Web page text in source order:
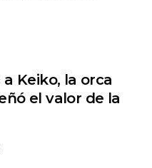
Keiko, la orca
el valor de la